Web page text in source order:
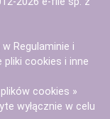
w Regulaminie i
pliki cookies i inne
cookies »
wyłącznie w celu